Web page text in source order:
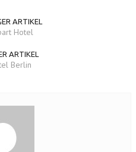
ARTIKEL
Hotel
ARTIKEL
Berlin